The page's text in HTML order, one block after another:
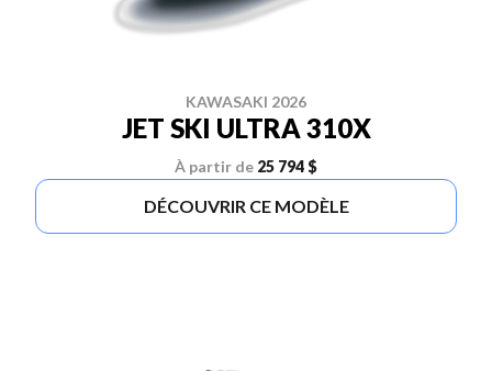
KAWASAKI 2026
JET SKI ULTRA 310X
À partir de 25 794 $
DÉCOUVRIR CE MODÈLE